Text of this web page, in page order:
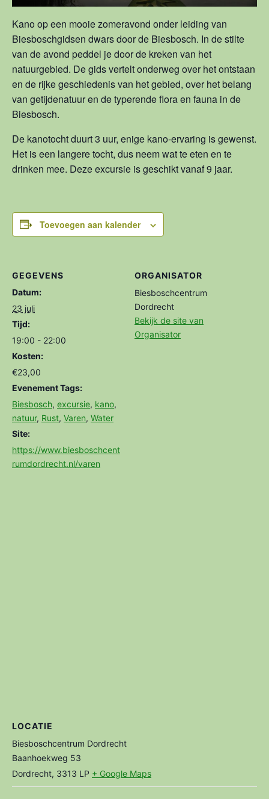
Kano op een mooie zomeravond onder leiding van
Biesboschgidsen dwars door de Biesbosch. In de stilte
van de avond peddel je door de kreken van het
natuurgebied. De gids vertelt onderweg over het ontstaan
en de rijke geschiedenis van het gebied, over het belang
van getijdenatuur en de typerende flora en fauna in de
Biesbosch.
De kanotocht duurt 3 uur, enige kano-ervaring is gewenst.
Het is een langere tocht, dus neem wat te eten en te
drinken mee. Deze excursie is geschikt vanaf 9 jaar.
Toevoegen aan kalender
GEGEVENS
Datum:
23 juli
Tijd:
19:00 - 22:00
Kosten:
€23,00
Evenement Tags:
Biesbosch, excursie, kano,
natuur, Rust, Varen, Water
Site:
https://www.biesboschcent
rumdordrecht.nl/varen
ORGANISATOR
Biesboschcentrum
Dordrecht
Bekijk de site van
Organisator
LOCATIE
Biesboschcentrum Dordrecht
Baanhoekweg 53
Dordrecht, 3313 LP + Google Maps